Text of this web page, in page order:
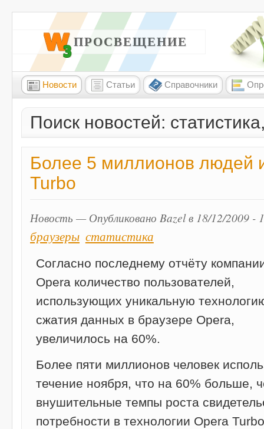
W3 ПРОСВЕЩЕНИЕ
Новости Статьи Справочники
Поиск новостей:
Более 5 миллионов людей
Turbo
Новость — Опубликовано Bazel в 18/12/2009 -
браузеры статистика
Согласно последнему отчёту
Opera количество пользователей,
использующих уникальную
сжатия данных в браузере Opera,
увеличилось на 60%.
Более пяти миллионов человек
течение ноября, что на 60% больше,
внушительные темпы роста
потребности в технологии Opera